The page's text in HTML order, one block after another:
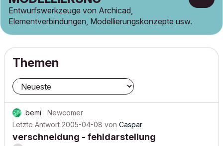
Entwurfswerkzeuge von Archicad,
Elementverbindungen, Modellierungskonzepte usw.
Themen
bemi
Newcomer
Letzte Antwort 2005-04-08 von Caspar
verschneidung - fehldarstellung